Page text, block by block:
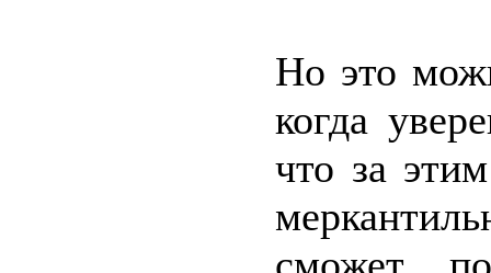
Но это
когда
что за